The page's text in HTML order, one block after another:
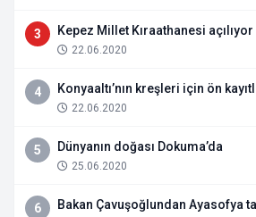
3 Kepez Millet Kıraathanesi açılıyor
22.06.2020
4 Konyaaltı’nın kreşleri için ön
22.06.2020
5 Dünyanın doğası Dokuma’da
25.06.2020
6 Bakan Çavuşoğlundan Ayasofya